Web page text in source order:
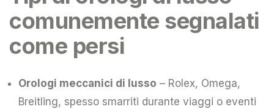
comunemente segnalati
come persi
Orologi meccanici di lusso – Rolex, Omega,
Breitling, spesso smarriti durante viaggi o eventi